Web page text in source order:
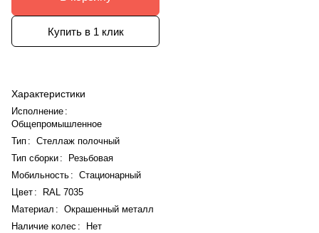
Купить в 1 клик
Характеристики
Исполнение :
Общепромышленное
Тип : Стеллаж полочный
Тип сборки:
Резьбовая
Мобильность : Стационарный
Цвет :
RAL 7035
Материал : Окрашенный металл
Наличие колес :
Нет